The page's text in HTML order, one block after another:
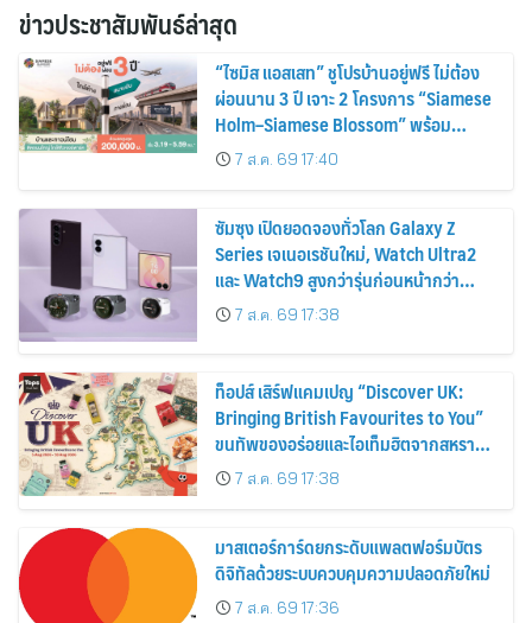
ข่าวประชาสัมพันธ์ล่าสุด
“ไซมิส แอสเสท” ชูโปรบ้านอยู่ฟรี ไม่ต้อง
ผ่อนนาน 3 ปี เจาะ 2 โครงการ “Siamese
Holm–Siamese Blossom” พร้อม
ส่วนลดและสิทธิพิเศษถึง 31 สิงหาคม
2569
7 ส.ค. 69 17:40
ซัมซุง เปิดยอดจองทั่วโลก Galaxy Z
Series เจเนอเรชันใหม่, Watch Ultra2
และ Watch9 สูงกว่ารุ่นก่อนหน้ากว่า
30%7 ส.ค. 69 17:38
ท็อปส์ เสิร์ฟแคมเปญ “Discover UK:
Bringing British Favourites to You”
ขนทัพของอร่อยและไอเท็มฮิตจากสหราช
อาณาจักร ส่งตรงถึงมือตั้งแต่วันนี้ – 18
สิงหาคมนี้
7 ส.ค. 69 17:38
มาสเตอร์การ์ดยกระดับแพลตฟอร์มบัตร
ดิจิทัลด้วยระบบควบคุมความปลอดภัยใหม่
7 ส.ค. 69 17:36